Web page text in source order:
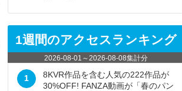
1週間のアクセスランキング
2026-08-01 ～2026-08-08集計分
1
8KVR作品を含む人気の222作品が
30%OFF! FANZA動画が「春のパン